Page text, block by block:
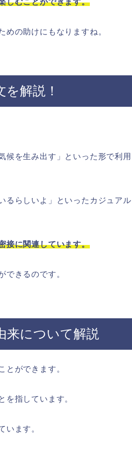
めの助けにもなりますね。
解説！
候を生み出す」といった形で利用
るらしいよ」といったカジュアル
接に関連しています。
できるのです。
来について解説
とができます。
を指しています。
います。